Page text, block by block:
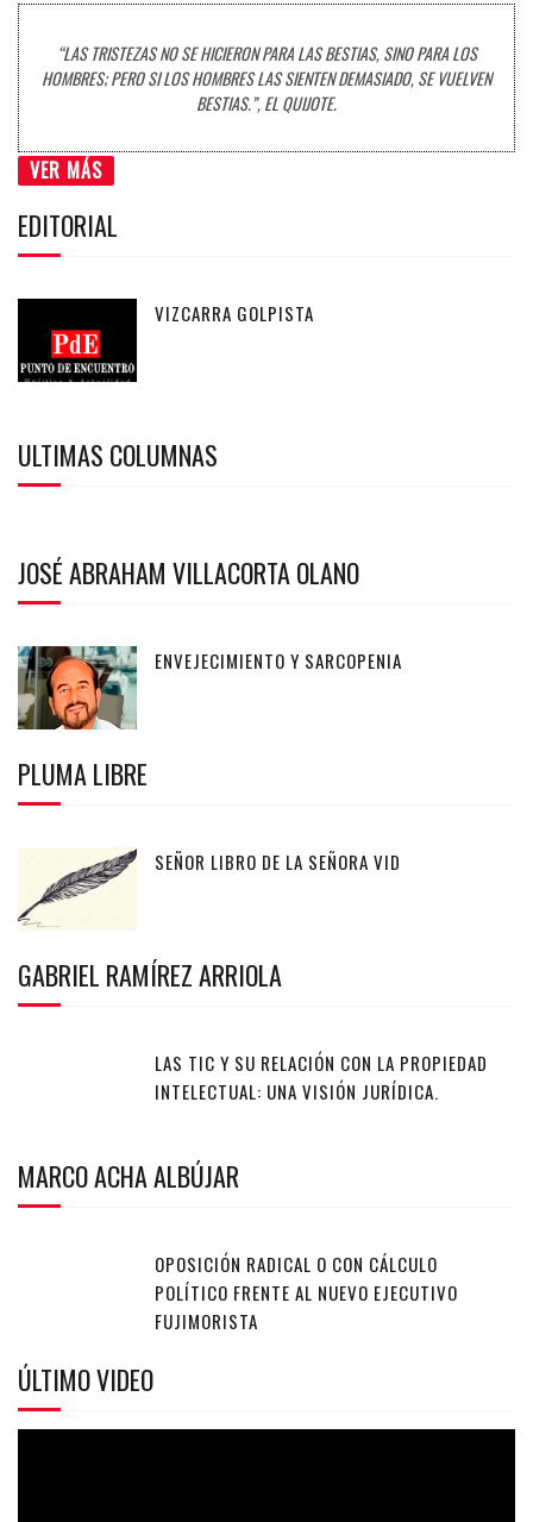
“LAS TRISTEZAS NO SE HICIERON PARA LAS BESTIAS, SINO PARA LOS
HOMBRES; PERO SI LOS HOMBRES LAS SIENTEN DEMASIADO, SE VUELVEN
BESTIAS.”, EL QUIJOTE.
VER MÁS
EDITORIAL
VIZCARRA GOLPISTA
ULTIMAS COLUMNAS
JOSÉ ABRAHAM VILLACORTA OLANO
ENVEJECIMIENTO Y SARCOPENIA
PLUMA LIBRE
SEÑOR LIBRO DE LA SEÑORA VID
GABRIEL RAMÍREZ ARRIOLA
LAS TIC Y SU RELACIÓN CON LA PROPIEDAD
INTELECTUAL: UNA VISIÓN JURÍDICA.
MARCO ACHA ALBÚJAR
OPOSICIÓN RADICAL O CON CÁLCULO
POLÍTICO FRENTE AL NUEVO EJECUTIVO
FUJIMORISTA
ÚLTIMO VIDEO